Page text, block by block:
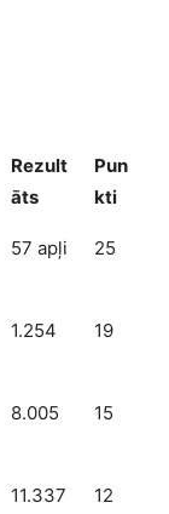
Rezult
āts
Pun
kti
57 apļi 25
1.254 19
8.005 15
11.337 12